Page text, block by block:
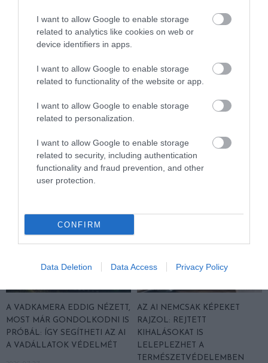
I want to allow Google to enable storage
related to analytics like cookies on web or
device identifiers in apps.
I want to allow Google to enable storage
related to functionality of the website or app.
I want to allow Google to enable storage
related to personalization.
I want to allow Google to enable storage
related to security, including authentication
functionality and fraud prevention, and other
user protection.
CONFIRM
Data Deletion Data Access Privacy Policy
NEVEZTEK MEG, ÉS A FÖLD
MEGINT FINOMAN JELEZTE:
HINNI MAGUNKAT
2026-07-30
LAPULT EGY KARDFOGÚ
RENDESEN
2026-07-28
A VADKAMERA EDDIG NÉZETT,
MOST MÁR GONDOLKODNI IS
PRÓBÁL: ÍGY SEGÍTHETI AZ AI
A VADÁLLATOK VÉDELMÉT
AZ AI NEMCSAK KÉPEKET
RAJZOL: REJTETT
KIHALÁSOKAT IS
LELEPLEZHET A
TERMÉSZETVÉDELEMBEN